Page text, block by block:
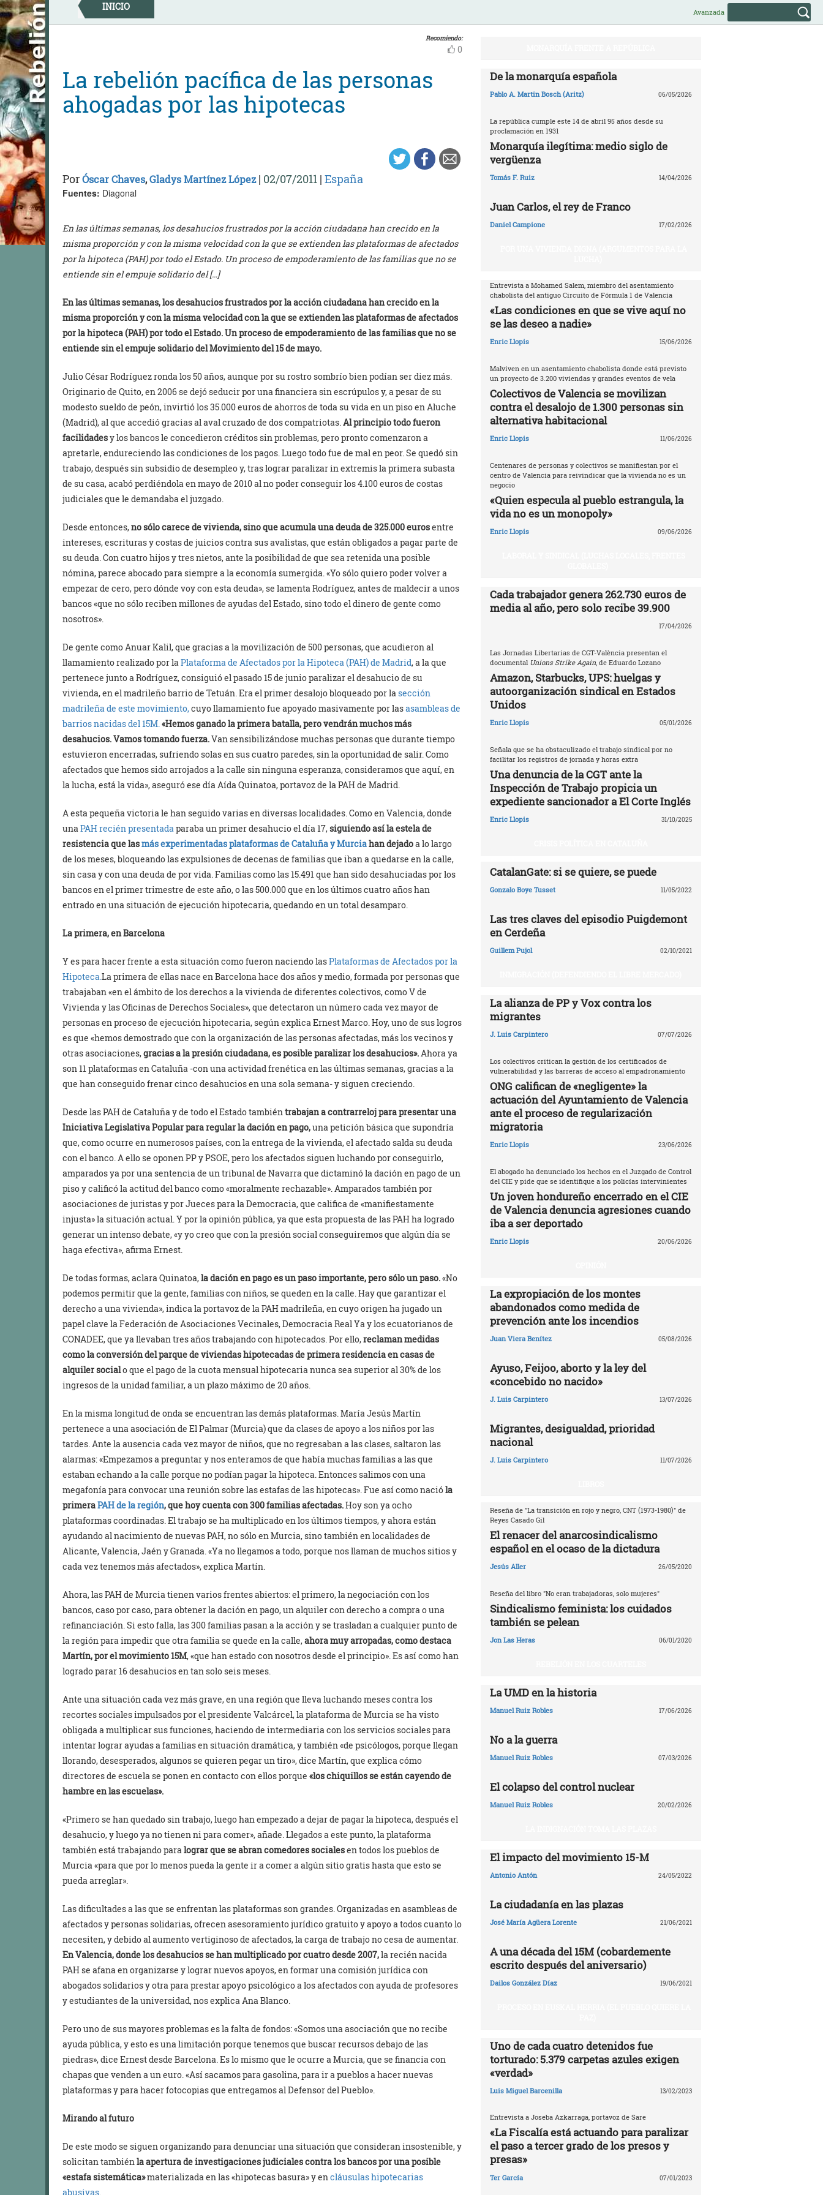
Skip
to
content
INICIO Avanzada
Recomiendo:
0
La rebelión pacífica de las personas
ahogadas por las hipotecas
PorÓscar Chaves,Gladys Martínez López| 02/07/2011 | España
Fuentes: Diagonal
En las últimas semanas, los desahucios frustrados por la acción ciudadana han crecido en la
misma proporción y con la misma velocidad con la que se extienden las plataformas de afectados
por la hipoteca (PAH) por todo el Estado. Un proceso de empoderamiento de las familias que no se
entiende sin el empuje solidario del […]
En las últimas semanas, los desahucios frustrados por la acción ciudadana han crecido en la
misma proporción y con la misma velocidad con la que se extienden las plataformas de afectados
por la hipoteca (PAH) por todo el Estado. Un proceso de empoderamiento de las familias que no se
entiende sin el empuje solidario del Movimiento del 15 de mayo.
Julio César Rodríguez ronda los 50 años, aunque por su rostro sombrío bien podían ser diez más.
Originario de Quito, en 2006 se dejó seducir por una financiera sin escrúpulos y, a pesar de su
modesto sueldo de peón, invirtió los 35.000 euros de ahorros de toda su vida en un piso en Aluche
(Madrid), al que accedió gracias al aval cruzado de dos compatriotas.Al principio todo fueron
facilidadesy los bancos le concedieron créditos sin problemas, pero pronto comenzaron a
apretarle, endureciendo las condiciones de los pagos. Luego todo fue de mal en peor. Se quedó sin
trabajo, después sin subsidio de desempleo y, tras lograr paralizar in extremis la primera subasta
de su casa, acabó perdiéndola en mayo de 2010 al no poder conseguir los 4.100 euros de costas
judiciales que le demandaba el juzgado.
Desde entonces,no sólo carece de vivienda, sino que acumula una deuda de 325.000 eurosentre
intereses, escrituras y costas de juicios contra sus avalistas, que están obligados a pagar parte de
su deuda. Con cuatro hijos y tres nietos, ante la posibilidad de que sea retenida una posible
nómina, parece abocado para siempre a la economía sumergida. «Yo sólo quiero poder volver a
empezar de cero, pero dónde voy con esta deuda», se lamenta Rodríguez, antes de maldecir a unos
bancos «que no sólo reciben millones de ayudas del Estado, sino todo el dinero de gente como
nosotros».
De gente como Anuar Kalil, que gracias a la movilización de 500 personas, que acudieron al
llamamiento realizado por laPlataforma de Afectados por la Hipoteca (PAH) de Madrid, a la que
pertenece junto a Rodríguez, consiguió el pasado 15 de junio paralizar el desahucio de su
vivienda, en el madrileño barrio de Tetuán. Era el primer desalojo bloqueado por lasección
madrileña de este movimiento,cuyo llamamiento fue apoyado masivamente por lasasambleas de
barrios nacidas del 15M.«Hemos ganado la primera batalla, pero vendrán muchos más
desahucios. Vamos tomando fuerza.Van sensibilizándose muchas personas que durante tiempo
estuvieron encerradas, sufriendo solas en sus cuatro paredes, sin la oportunidad de salir. Como
afectados que hemos sido arrojados a la calle sin ninguna esperanza, consideramos que aquí, en
la lucha, está la vida», aseguró ese día Aída Quinatoa, portavoz de la PAH de Madrid.
A esta pequeña victoria le han seguido varias en diversas localidades. Como en Valencia, donde
unaPAH recién presentadaparaba un primer desahucio el día 17, siguiendo así la estela de
resistencia que lasmás experimentadas plataformas de Cataluña y Murciahan dejadoa lo largo
de los meses, bloqueando las expulsiones de decenas de familias que iban a quedarse en la calle,
sin casa y con una deuda de por vida. Familias como las 15.491 que han sido desahuciadas por los
bancos en el primer trimestre de este año, o las 500.000 que en los últimos cuatro años han
entrado en una situación de ejecución hipotecaria, quedando en un total desamparo.
La primera, en Barcelona
Y es para hacer frente a esta situación como fueron naciendo lasPlataformas de Afectados por la
Hipoteca.La primera de ellas nace en Barcelona hace dos años y medio, formada por personas que
trabajaban «en el ámbito de los derechos a la vivienda de diferentes colectivos, como V de
Vivienda y las Oficinas de Derechos Sociales», que detectaron un número cada vez mayor de
personas en proceso de ejecución hipotecaria, según explica Ernest Marco. Hoy, uno de sus logros
es que «hemos demostrado que con la organización de las personas afectadas, más los vecinos y
otras asociaciones,gracias a la presión ciudadana, es posible paralizar los desahucios».Ahora ya
son 11 plataformas en Cataluña -con una actividad frenética en las últimas semanas, gracias a la
que han conseguido frenar cinco desahucios en una sola semana- y siguen creciendo.
Desde las PAH de Cataluña y de todo el Estado tambiéntrabajan a contrarreloj para presentar una
Iniciativa Legislativa Popular para regular la dación en pago,una petición básica que supondría
que, como ocurre en numerosos países, con la entrega de la vivienda, el afectado salda su deuda
con el banco. A ello se oponen PP y PSOE, pero los afectados siguen luchando por conseguirlo,
amparados ya por una sentencia de un tribunal de Navarra que dictaminó la dación en pago de un
piso y calificó la actitud del banco como «moralmente rechazable». Amparados también por
asociaciones de juristas y por Jueces para la Democracia, que califica de «manifiestamente
injusta» la situación actual. Y por la opinión pública, ya que esta propuesta de las PAH ha logrado
generar un intenso debate, «y yo creo que con la presión social conseguiremos que algún día se
haga efectiva», afirma Ernest.
De todas formas, aclara Quinatoa,la dación en pago es un paso importante, pero sólo un paso.«No
podemos permitir que la gente, familias con niños, se queden en la calle. Hay que garantizar el
derecho a una vivienda», indica la portavoz de la PAH madrileña, en cuyo origen ha jugado un
papel clave la Federación de Asociaciones Vecinales, Democracia Real Ya y los ecuatorianos de
CONADEE, que ya llevaban tres años trabajando con hipotecados. Por ello,reclaman medidas
como la conversión del parque de viviendas hipotecadas de primera residencia en casas de
alquiler socialo que el pago de la cuota mensual hipotecaria nunca sea superior al 30% de los
ingresos de la unidad familiar, a un plazo máximo de 20 años.
En la misma longitud de onda se encuentran las demás plataformas. María Jesús Martín
pertenece a una asociación de El Palmar (Murcia) que da clases de apoyo a los niños por las
tardes. Ante la ausencia cada vez mayor de niños, que no regresaban a las clases, saltaron las
alarmas: «Empezamos a preguntar y nos enteramos de que había muchas familias a las que
estaban echando a la calle porque no podían pagar la hipoteca. Entonces salimos con una
megafonía para convocar una reunión sobre las estafas de las hipotecas». Fue así como nacióla
primeraPAH de la región, que hoy cuenta con 300 familias afectadas.Hoy son ya ocho
plataformas coordinadas. El trabajo se ha multiplicado en los últimos tiempos, y ahora están
ayudando al nacimiento de nuevas PAH, no sólo en Murcia, sino también en localidades de
Alicante, Valencia, Jaén y Granada. «Ya no llegamos a todo, porque nos llaman de muchos sitios y
cada vez tenemos más afectados», explica Martín.
Ahora, las PAH de Murcia tienen varios frentes abiertos: el primero, la negociación con los
bancos, caso por caso, para obtener la dación en pago, un alquiler con derecho a compra o una
refinanciación. Si esto falla, las 300 familias pasan a la acción y se trasladan a cualquier punto de
la región para impedir que otra familia se quede en la calle,ahora muy arropadas, como destaca
Martín, por el movimiento 15M, «que han estado con nosotros desde el principio». Es así como han
logrado parar 16 desahucios en tan solo seis meses.
Ante una situación cada vez más grave, en una región que lleva luchando meses contra los
recortes sociales impulsados por el presidente Valcárcel, la plataforma de Murcia se ha visto
obligada a multiplicar sus funciones, haciendo de intermediaria con los servicios sociales para
intentar lograr ayudas a familias en situación dramática, y también «de psicólogos, porque llegan
llorando, desesperados, algunos se quieren pegar un tiro», dice Martín, que explica cómo
directores de escuela se ponen en contacto con ellos porque «los chiquillos se están cayendo de
hambre en las escuelas».
«Primero se han quedado sin trabajo, luego han empezado a dejar de pagar la hipoteca, después el
desahucio, y luego ya no tienen ni para comer», añade. Llegados a este punto, la plataforma
también está trabajando paralograr que se abran comedores socialesen todos los pueblos de
Murcia «para que por lo menos pueda la gente ir a comer a algún sitio gratis hasta que esto se
pueda arreglar».
Las dificultades a las que se enfrentan las plataformas son grandes. Organizadas en asambleas de
afectados y personas solidarias, ofrecen asesoramiento jurídico gratuito y apoyo a todos cuanto lo
necesiten, y debido al aumento vertiginoso de afectados, la carga de trabajo no cesa de aumentar.
En Valencia, donde los desahucios se han multiplicado por cuatro desde 2007,la recién nacida
PAH se afana en organizarse y lograr nuevos apoyos, en formar una comisión jurídica con
abogados solidarios y otra para prestar apoyo psicológico a los afectados con ayuda de profesores
y estudiantes de la universidad, nos explica Ana Blanco.
Pero uno de sus mayores problemas es la falta de fondos: «Somos una asociación que no recibe
ayuda pública, y esto es una limitación porque tenemos que buscar recursos debajo de las
piedras», dice Ernest desde Barcelona. Es lo mismo que le ocurre a Murcia, que se financia con
chapas que venden a un euro. «Así sacamos para gasolina, para ir a pueblos a hacer nuevas
plataformas y para hacer fotocopias que entregamos al Defensor del Pueblo».
Mirando al futuro
De este modo se siguen organizando para denunciar una situación que consideran insostenible, y
solicitan tambiénla apertura de investigaciones judiciales contra los bancos por una posible
«estafa sistemática»materializada en las «hipotecas basura» y encláusulas hipotecarias
abusivas
De la monarquía española
Pablo A. Martin Bosch (Aritz) 06/05/2026
La república cumple este 14 de abril 95 años desde su
proclamación en 1931
Monarquía ilegítima: medio siglo de
vergüenza
Tomás F. Ruiz 14/04/2026
Juan Carlos, el rey de Franco
Daniel Campione 17/02/2026
Entrevista a Mohamed Salem, miembro del asentamiento
chabolista del antiguo Circuito de Fórmula 1 de Valencia
«Las condiciones en que se vive aquí no
se las deseo a nadie»
Enric Llopis 15/06/2026
Malviven en un asentamiento chabolista donde está previsto
un proyecto de 3.200 viviendas y grandes eventos de vela
Colectivos de Valencia se movilizan
contra el desalojo de 1.300 personas sin
alternativa habitacional
Enric Llopis 11/06/2026
Centenares de personas y colectivos se manifiestan por el
centro de Valencia para reivindicar que la vivienda no es un
negocio
«Quien especula al pueblo estrangula, la
vida no es un monopoly»
Enric Llopis 09/06/2026
Cada trabajador genera 262.730 euros de
media al año, pero solo recibe 39.900
17/04/2026
Las Jornadas Libertarias de CGT-València presentan el
documental Unions Strike Again, de Eduardo Lozano
Amazon, Starbucks, UPS: huelgas y
autoorganización sindical en Estados
Unidos
Enric Llopis 05/01/2026
Señala que se ha obstaculizado el trabajo sindical por no
facilitar los registros de jornada y horas extra
Una denuncia de la CGT ante la
Inspección de Trabajo propicia un
expediente sancionador a El Corte Inglés
Enric Llopis 31/10/2025
CatalanGate: si se quiere, se puede
Gonzalo Boye Tusset 11/05/2022
Las tres claves del episodio Puigdemont
en Cerdeña
Guillem Pujol 02/10/2021
La alianza de PP y Vox contra los
migrantes
J. Luis Carpintero 07/07/2026
Los colectivos critican la gestión de los certificados de
vulnerabilidad y las barreras de acceso al empadronamiento
ONG califican de «negligente» la
actuación del Ayuntamiento de Valencia
ante el proceso de regularización
migratoria
Enric Llopis 23/06/2026
El abogado ha denunciado los hechos en el Juzgado de Control
del CIE y pide que se identifique a los policías intervinientes
Un joven hondureño encerrado en el CIE
de Valencia denuncia agresiones cuando
iba a ser deportado
Enric Llopis 20/06/2026
La expropiación de los montes
abandonados como medida de
prevención ante los incendios
Juan Viera Benítez 05/08/2026
Ayuso, Feijoo, aborto y la ley del
«concebido no nacido»
J. Luis Carpintero 13/07/2026
Migrantes, desigualdad, prioridad
nacional
J. Luis Carpintero 11/07/2026
Reseña de "La transición en rojo y negro, CNT (1973-1980)" de
Reyes Casado Gil
El renacer del anarcosindicalismo
español en el ocaso de la dictadura
Jesús Aller 26/05/2020
Reseña del libro "No eran trabajadoras, solo mujeres"
Sindicalismo feminista: los cuidados
también se pelean
Jon Las Heras 06/01/2020
La UMD en la historia
Manuel Ruiz Robles 17/06/2026
No a la guerra
Manuel Ruiz Robles 07/03/2026
El colapso del control nuclear
Manuel Ruiz Robles 20/02/2026
El impacto del movimiento 15-M
Antonio Antón 24/05/2022
La ciudadanía en las plazas
José María Agüera Lorente 21/06/2021
A una década del 15M (cobardemente
escrito después del aniversario)
Dailos González Díaz 19/06/2021
Uno de cada cuatro detenidos fue
torturado: 5.379 carpetas azules exigen
«verdad»
Luis Miguel Barcenilla 13/02/2023
Entrevista a Joseba Azkarraga, portavoz de Sare
«La Fiscalía está actuando para paralizar
el paso a tercer grado de los presos y
presas»
Ter García 07/01/2023